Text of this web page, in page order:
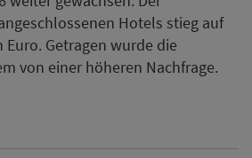
Hotels stieg auf
Getragen wurde die
von einer höheren Nachfrage.